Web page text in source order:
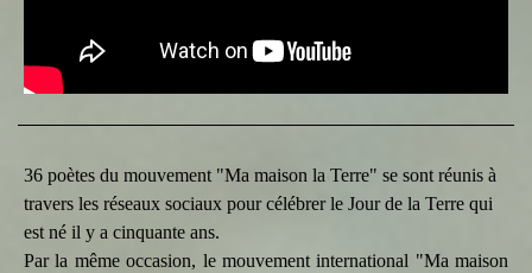
36 poètes du mouvement "Ma maison la Terre" se sont réunis à
travers les réseaux sociaux pour célébrer le Jour de la Terre qui
est né il y a cinquante ans.
Par la même occasion, le mouvement international "Ma maison